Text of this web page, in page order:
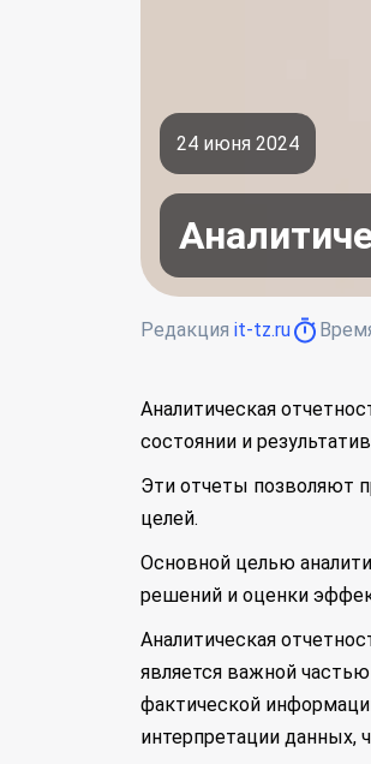
24 июня 2024
Редакция it-tz.ru
Аналитическая
состоянии и
Эти отчеты позволяют
целей.
Основной целью
решений и оценки
Аналитическая
является важной
фактической
интерпретации данных,